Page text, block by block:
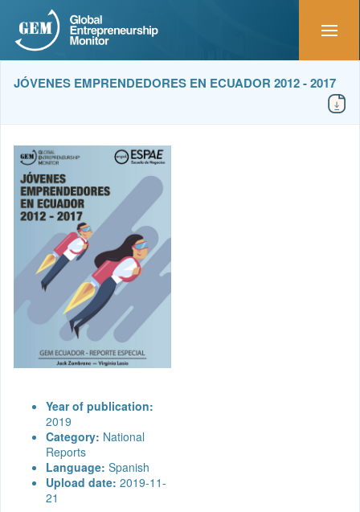
JÓVENES EMPRENDEDORES EN ECUADOR 2012 - 2017
Year of publication:
2019
Category: National
Reports
Language: Spanish
Upload date: 2019-11-
21